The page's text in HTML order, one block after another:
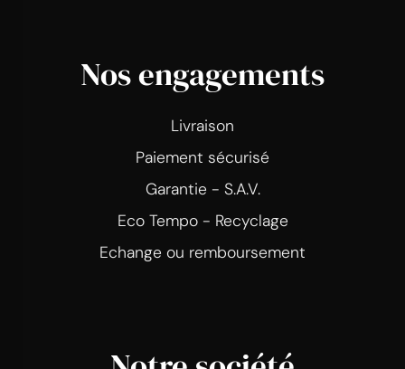
Nos engagements
Livraison
Paiement sécurisé
Garantie - S.A.V.
Eco Tempo - Recyclage
Echange ou remboursement